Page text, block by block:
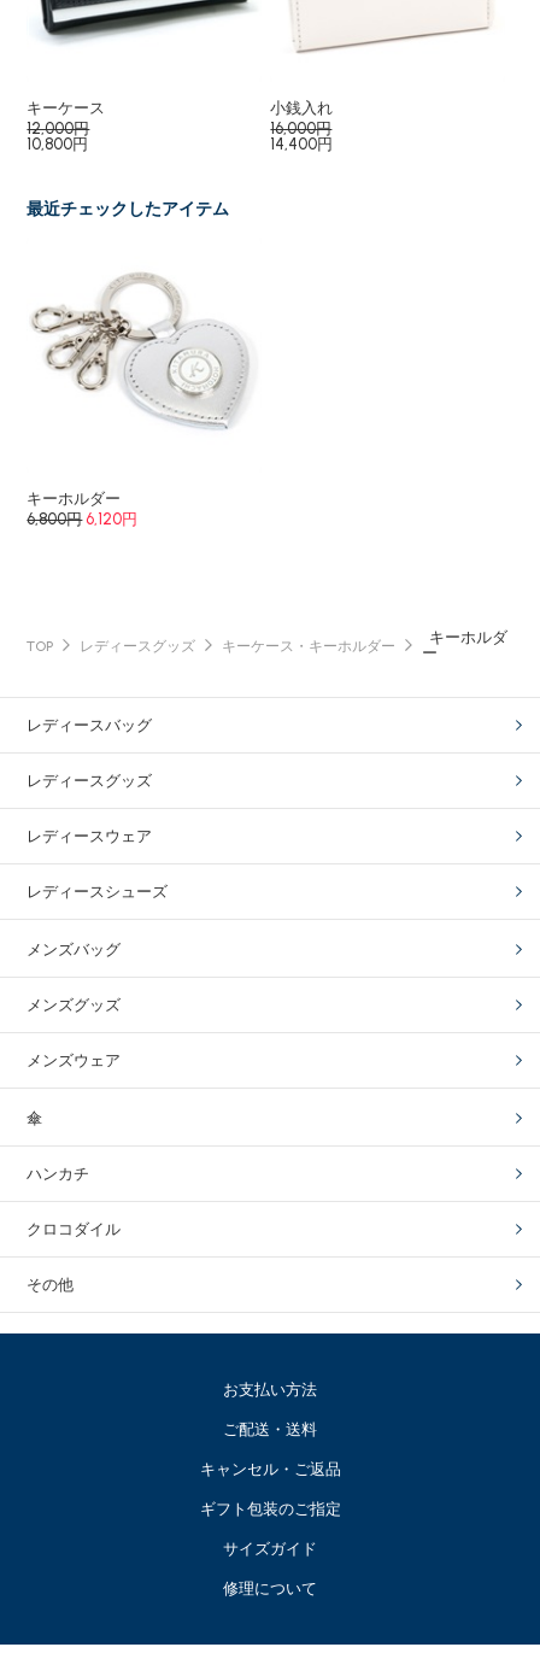
キーケース
12,000円
10,800円
小銭入れ
16,000円
14,400円
最近チェックしたアイテム
キーホルダー
6,800円 6,120円
TOP レディースグッズ キーケース・キーホルダー
キーホルダ
ー
レディースバッグ
レディースグッズ
レディースウェア
レディースシューズ
メンズバッグ
メンズグッズ
メンズウェア
傘
ハンカチ
クロコダイル
その他
お支払い方法
ご配送・送料
キャンセル・ご返品
ギフト包装のご指定
サイズガイド
修理について